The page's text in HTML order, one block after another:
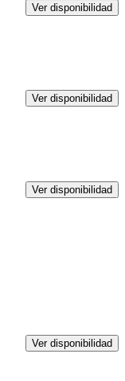
Ver disponibilidad
Ver disponibilidad
Ver disponibilidad
Ver disponibilidad